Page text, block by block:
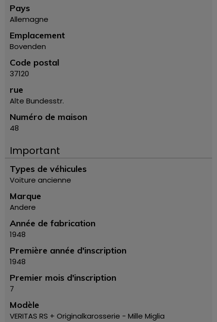
Pays
Allemagne
Emplacement
Bovenden
Code postal
37120
rue
Alte Bundesstr.
Numéro de maison
48
Important
Types de véhicules
Voiture ancienne
Marque
Andere
Année de fabrication
1948
Première année d'inscription
1948
Premier mois d'inscription
7
Modèle
VERITAS RS + Originalkarosserie - Mille Miglia